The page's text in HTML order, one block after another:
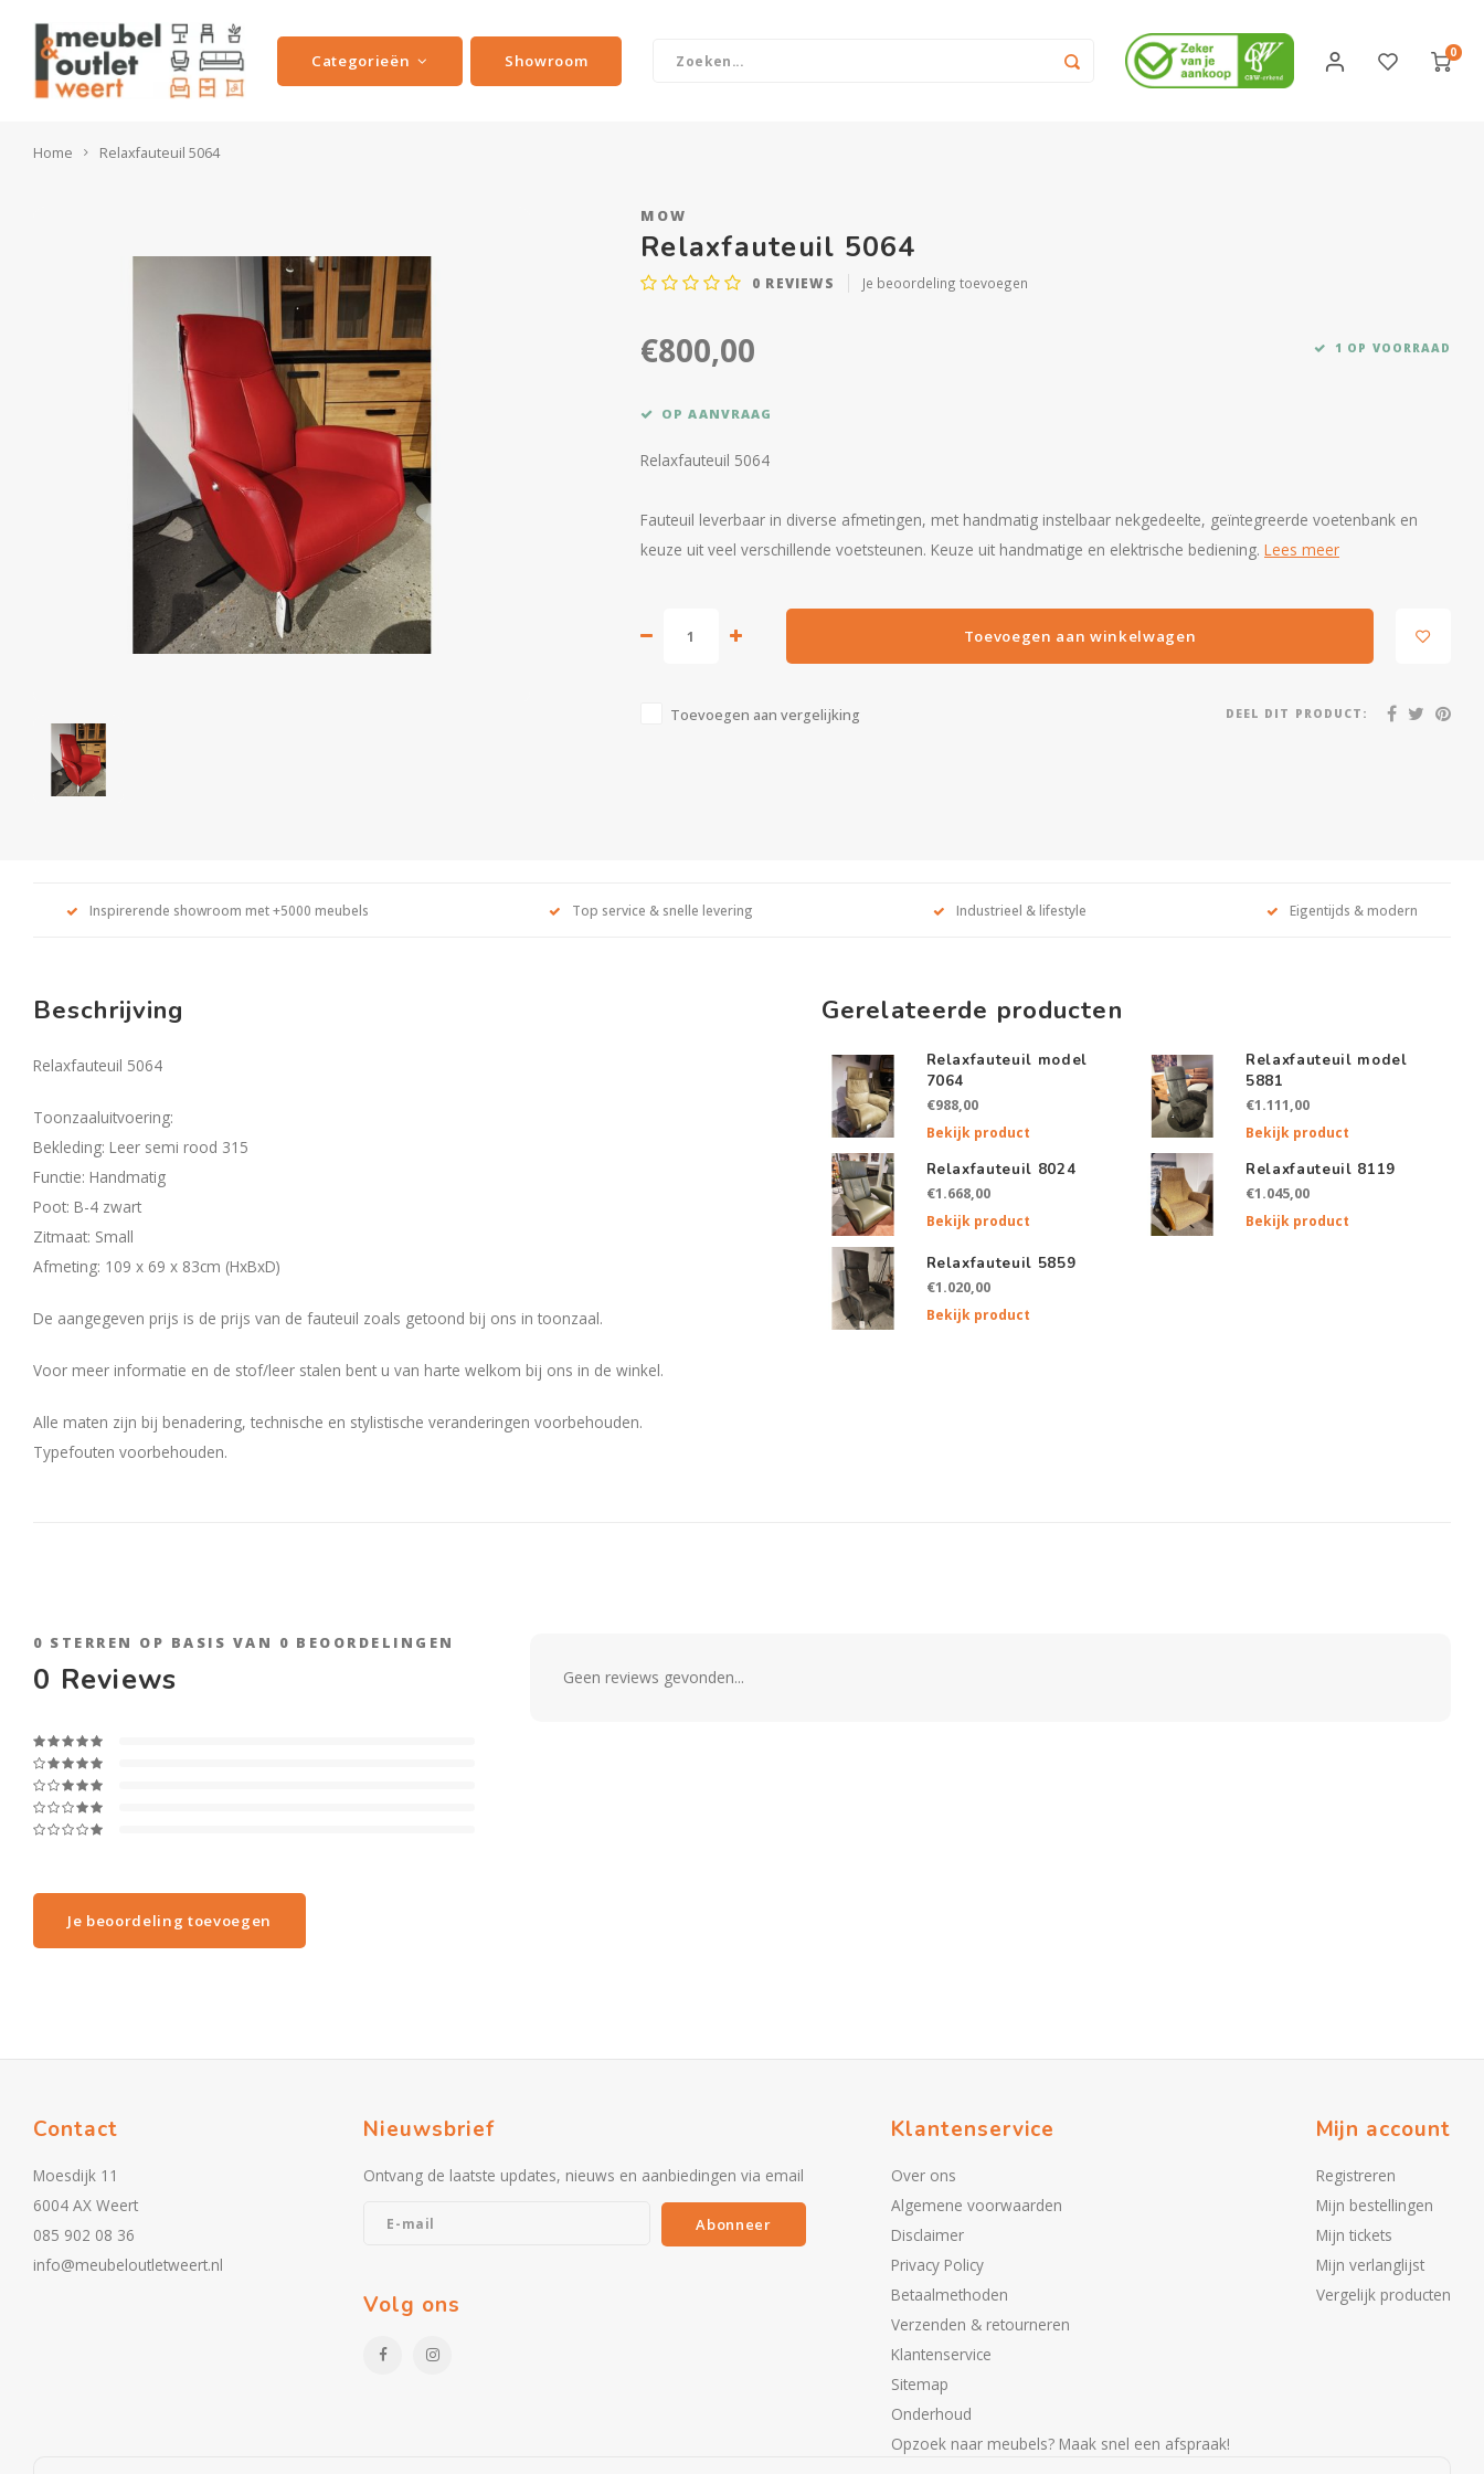
Categorieën Showroom 0
Home Relaxfauteuil 5064
MOW
Relaxfauteuil 5064
0 REVIEWS Je beoordeling toevoegen
€800,00 1 OP VOORRAAD
OP AANVRAAG
Relaxfauteuil 5064
Fauteuil leverbaar in diverse afmetingen, met handmatig instelbaar nekgedeelte, geïntegreerde voetenbank en
keuze uit veel verschillende voetsteunen. Keuze uit handmatige en elektrische bediening. Lees meer
Toevoegen aan winkelwagen
Toevoegen aan vergelijking DEEL DIT PRODUCT:
Inspirerende showroom met +5000 meubels Top service & snelle levering Industrieel & lifestyle Eigentijds & modern
Beschrijving
Relaxfauteuil 5064
Toonzaaluitvoering:
Bekleding: Leer semi rood 315
Functie: Handmatig
Poot: B-4 zwart
Zitmaat: Small
Afmeting: 109 x 69 x 83cm (HxBxD)
De aangegeven prijs is de prijs van de fauteuil zoals getoond bij ons in toonzaal.
Voor meer informatie en de stof/leer stalen bent u van harte welkom bij ons in de winkel.
Alle maten zijn bij benadering, technische en stylistische veranderingen voorbehouden.
Typefouten voorbehouden.
Gerelateerde producten
Relaxfauteuil model
7064
€988,00
Bekijk product
Relaxfauteuil model
5881
€1.111,00
Bekijk product
Relaxfauteuil 8024
€1.668,00
Bekijk product
Relaxfauteuil 8119
€1.045,00
Bekijk product
Relaxfauteuil 5859
€1.020,00
Bekijk product
0 STERREN OP BASIS VAN 0 BEOORDELINGEN
0 Reviews
Je beoordeling toevoegen
Geen reviews gevonden...
Contact
Moesdijk 11
6004 AX Weert
085 902 08 36
info@meubeloutletweert.nl
Nieuwsbrief
Ontvang de laatste updates, nieuws en aanbiedingen via email
Abonneer
Volg ons
Klantenservice
Over ons
Algemene voorwaarden
Disclaimer
Privacy Policy
Betaalmethoden
Verzenden & retourneren
Klantenservice
Sitemap
Onderhoud
Opzoek naar meubels? Maak snel een afspraak!
Mijn account
Registreren
Mijn bestellingen
Mijn tickets
Mijn verlanglijst
Vergelijk producten